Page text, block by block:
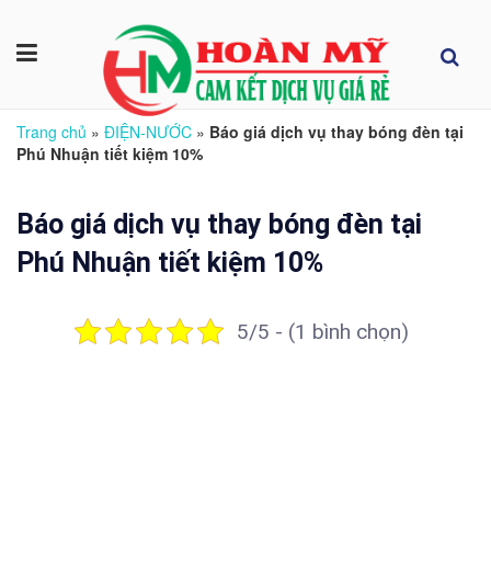
Trang chủ » ĐIỆN-NƯỚC » Báo giá dịch vụ thay bóng đèn tại
Phú Nhuận tiết kiệm 10%
Báo giá dịch vụ thay bóng đèn tại
Phú Nhuận tiết kiệm 10%
5/5 - (1 bình chọn)